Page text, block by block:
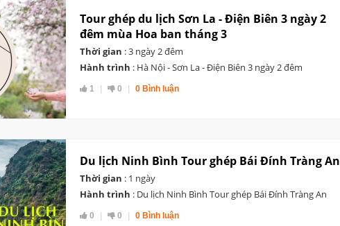
Tour ghép du lịch Sơn La - Điện Biên 3 ngày 2
đêm mùa Hoa ban tháng 3
Thời gian : 3 ngày 2 đêm
Hành trình : Hà Nội - Sơn La - Điện Biên 3 ngày 2 đêm
1 0 0 Bình luận
Du lịch Ninh Bình Tour ghép Bái Đính Tràng An
Thời gian : 1 ngày
Hành trình : Du lịch Ninh Bình Tour ghép Bái Đính Tràng An
0 0 0 Bình luận